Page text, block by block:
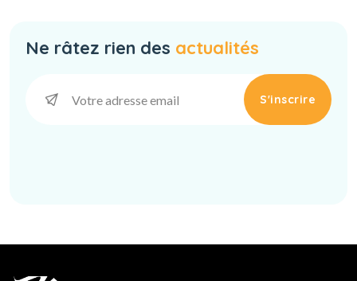
Ne râtez rien des actualités
S'inscrire